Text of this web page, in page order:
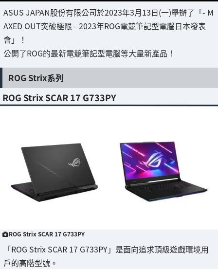
ASUS JAPAN股份有限公司於2023年3月13日(一)舉辦了「- M
AXED OUT突破極限 - 2023年ROG電競筆記型電腦日本發表
會」！
公開了ROG的最新電競筆記型電腦等大量新產品！
ROG Strix系列
ROG Strix SCAR 17 G733PY
ROG Strix SCAR 17 G733PY
「ROG Strix SCAR 17 G733PY」是面向追求頂級遊戲環境用
戶的高階型號。